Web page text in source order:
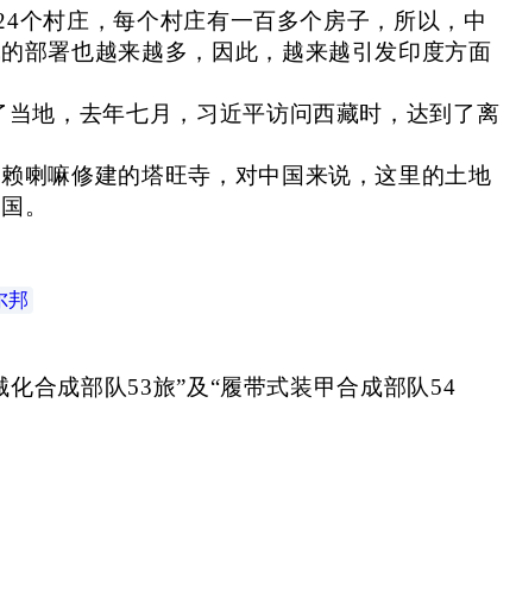
个村庄，每个村庄有一百多个房子，所以，中
部署也越来越多，因此，越来越引发印度方面
地，去年七月，习近平访问西藏时，达到了离
喇嘛修建的塔旺寺，对中国来说，这里的土地
。
邦
合成部队53旅”及“履带式装甲合成部队54